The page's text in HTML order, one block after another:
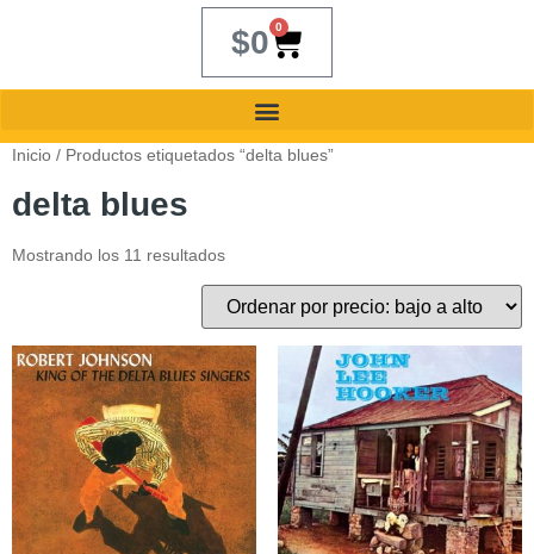
$0 0
Inicio / Productos etiquetados “delta blues”
delta blues
Mostrando los 11 resultados